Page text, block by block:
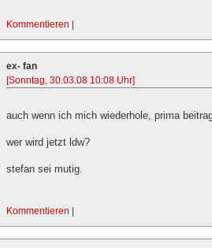
Kommentieren
ex- fan
[Sonntag, 30.03.08 10:08 Uhr]
auch wenn ich mich wiederhole, prima
wer wird jetzt ldw?
stefan sei mutig.
Kommentieren